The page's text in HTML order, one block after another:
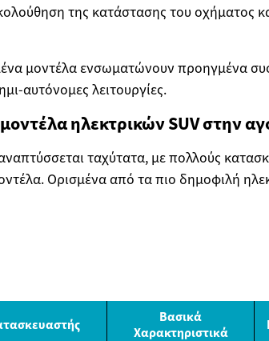
της κατάστασης του οχήματος
μοντέλα ενσωματώνουν προηγμένα
αυτόνομες λειτουργίες.
ηλεκτρικών SUV στην
ταχύτατα, με πολλούς
Ορισμένα από τα πιο δημοφιλή
Βασικά
Χαρακτηριστικά